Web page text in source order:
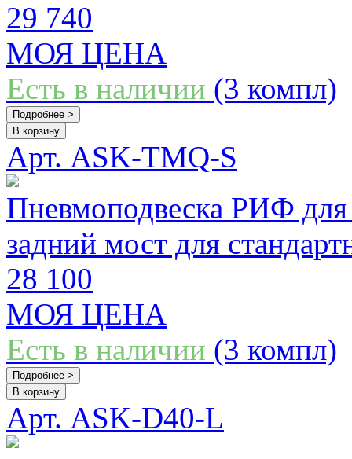
29 740
МОЯ ЦЕНА
Есть в наличии (3 компл)
Подробнее >
В корзину
Арт. ASK-TMQ-S
Пневмоподвеска РИФ
задний мост для
28 100
МОЯ ЦЕНА
Есть в наличии (3 компл)
Подробнее >
В корзину
Арт. ASK-D40-L